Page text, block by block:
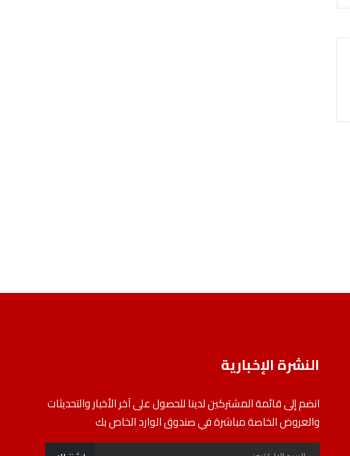
النشرة الإخبارية
انضم إلى قائمة المشتركين لدينا للحصول على آخر الأخبار والتحديثات
والعروض الخاصة مباشرة في صندوق الوارد الخاص بك